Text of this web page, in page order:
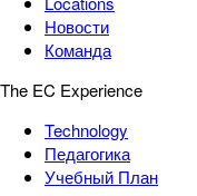
Новости
Команда
The EC Experience
Technology
Педагогика
Учебный План